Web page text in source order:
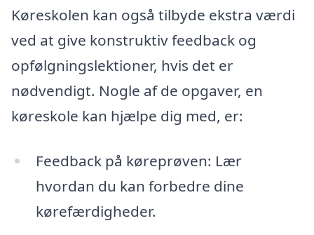
Køreskolen kan også tilbyde ekstra værdi
ved at give konstruktiv feedback og
opfølgningslektioner, hvis det er
nødvendigt. Nogle af de opgaver, en
køreskole kan hjælpe dig med, er:
Feedback på køreprøven: Lær
hvordan du kan forbedre dine
kørefærdigheder.